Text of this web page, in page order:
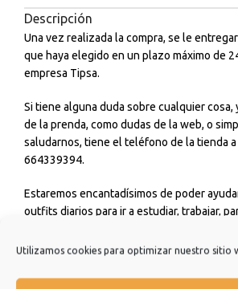
Utilizamos cookies para optimizar nuestro sitio
Descripción
Una vez realizada la compra, se le
que haya elegido en un plazo máximo de
empresa Tipsa.
Si tiene alguna duda sobre cualquier cosa,
de la prenda, como dudas de la web, o
saludarnos, tiene el teléfono de la tienda
664339394.
Estaremos encantadísimos de poder
outfits diarios para ir a estudiar, trabajar,
tengas. No dudes en consultarnos.
Estamos muy agradecidos de que hayas